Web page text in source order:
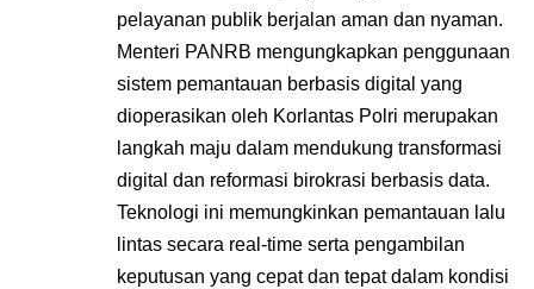
pelayanan publik berjalan aman dan nyaman.
Menteri PANRB mengungkapkan penggunaan
sistem pemantauan berbasis digital yang
dioperasikan oleh Korlantas Polri merupakan
langkah maju dalam mendukung transformasi
digital dan reformasi birokrasi berbasis data.
Teknologi ini memungkinkan pemantauan lalu
lintas secara real-time serta pengambilan
keputusan yang cepat dan tepat dalam kondisi